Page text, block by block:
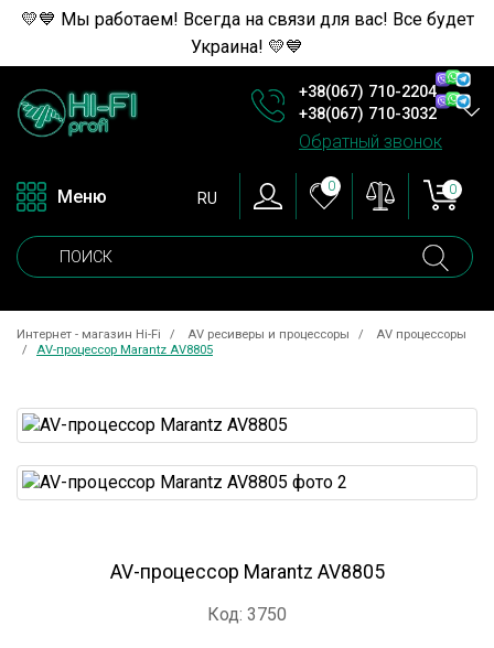
💛💙 Мы работаем! Всегда на связи для вас! Все будет
Украина! 💛💙
+38(067) 710-2204
+38(067) 710-3032
Обратный звонок
Меню RU
0 0
Интернет - магазин Hi-Fi AV ресиверы и процессоры
AV процессоры
AV-процессор Marantz AV8805
AV-процессор Marantz AV8805
Код: 3750